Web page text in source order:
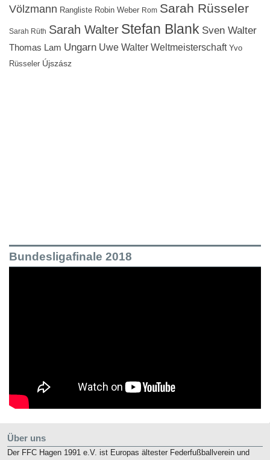
Völzmann Rangliste Robin Weber Rom Sarah Rüsseler
Sarah Rüth Sarah Walter Stefan Blank Sven Walter
Thomas Lam Ungarn Uwe Walter Weltmeisterschaft Yvo
Rüsseler Újszász
Bundesligafinale 2018
Über uns
Der FFC Hagen 1991 e.V. ist Europas ältester Federfußballverein und